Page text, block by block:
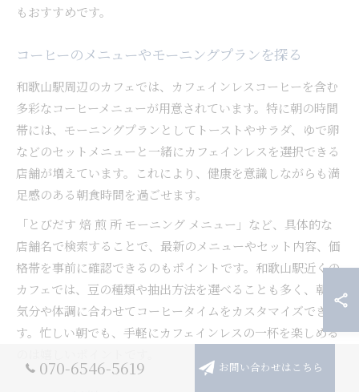
もおすすめです。
コーヒーのメニューやモーニングプランを探る
和歌山駅周辺のカフェでは、カフェインレスコーヒーを含む
多彩なコーヒーメニューが用意されています。特に朝の時間
帯には、モーニングプランとしてトーストやサラダ、ゆで卵
などのセットメニューと一緒にカフェインレスを選択できる
店舗が増えています。これにより、健康を意識しながらも満
足感のある朝食時間を過ごせます。
「とびだす 焙 煎 所 モーニング メニュー」など、具体的な
店舗名で検索することで、最新のメニューやセット内容、価
格帯を事前に確認できるのもポイントです。和歌山駅近くの
カフェでは、豆の種類や抽出方法を選べることも多く、朝の
気分や体調に合わせてコーヒータイムをカスタマイズできま
す。忙しい朝でも、手軽にカフェインレスの一杯を楽しめる
070-6546-5619 お問い合わせはこちら